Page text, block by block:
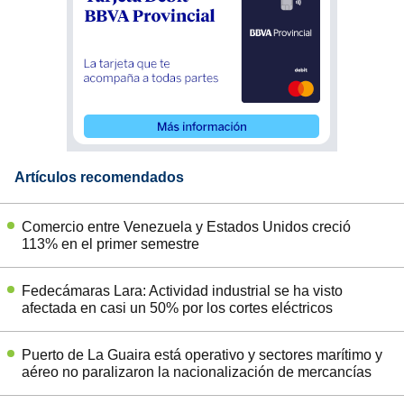
Artículos recomendados
Comercio entre Venezuela y Estados Unidos creció
113% en el primer semestre
Fedecámaras Lara: Actividad industrial se ha visto
afectada en casi un 50% por los cortes eléctricos
Puerto de La Guaira está operativo y sectores marítimo y
aéreo no paralizaron la nacionalización de mercancías